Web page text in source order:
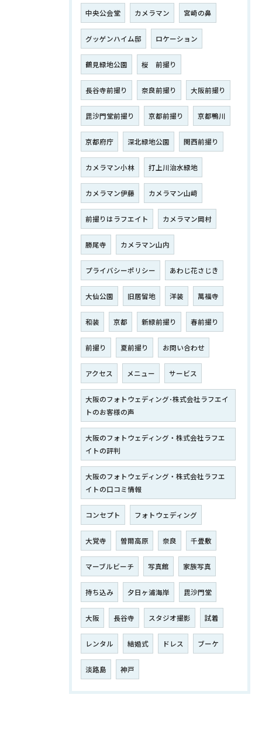
中央公会堂 カメラマン 宮崎の鼻
グッゲンハイム邸 ロケーション
鶴見緑地公園 桜 前撮り
長谷寺前撮り 奈良前撮り 大阪前撮り
毘沙門堂前撮り 京都前撮り 京都鴨川
京都府庁 深北緑地公園 関西前撮り
カメラマン小林 打上川治水緑地
カメラマン伊藤 カメラマン山﨑
前撮りはラフエイト カメラマン岡村
勝尾寺 カメラマン山内
プライバシーポリシー あわじ花さじき
大仙公園 旧居留地 洋装 萬福寺
和装 京都 新緑前撮り 春前撮り
前撮り 夏前撮り お問い合わせ
アクセス メニュー サービス
大阪のフォトウェディング･株式会社ラフエイ
トのお客様の声
大阪のフォトウェディング・株式会社ラフエ
イトの評判
大阪のフォトウェディング・株式会社ラフエ
イトの口コミ情報
コンセプト フォトウェディング
大覚寺 曽爾高原 奈良 千畳敷
マーブルビーチ 写真館 家族写真
持ち込み 夕日ヶ浦海岸 毘沙門堂
大阪 長谷寺 スタジオ撮影 試着
レンタル 結婚式 ドレス ブーケ
淡路島 神戸